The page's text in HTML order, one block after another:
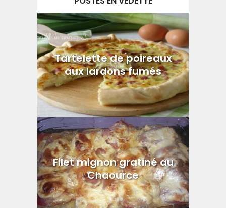
Tartelette de poireaux
aux lardons fumés
Filet mignon gratiné au
Chaource